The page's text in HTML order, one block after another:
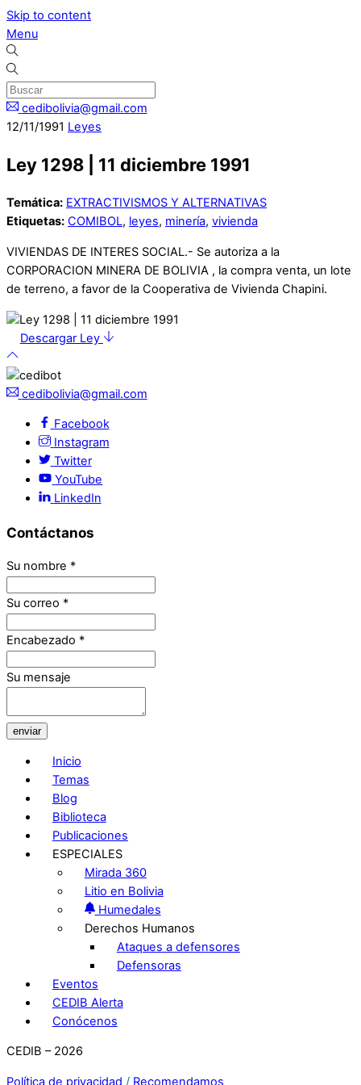
Skip to content
Menu
cedibolivia@gmail.com
12/11/1991 Leyes
Ley 1298 | 11 diciembre 1991
Temática: EXTRACTIVISMOS Y ALTERNATIVAS
Etiquetas: COMIBOL, leyes, minería, vivienda
VIVIENDAS DE INTERES SOCIAL.- Se autoriza a la
CORPORACION MINERA DE BOLIVIA , la compra venta, un lote
de terreno, a favor de la Cooperativa de Vivienda Chapini.
Descargar Ley
cedibolivia@gmail.com
Facebook
Instagram
Twitter
YouTube
LinkedIn
Contáctanos
Su nombre *
Su correo *
Encabezado *
Su mensaje
enviar
Inicio
Temas
Blog
Biblioteca
Publicaciones
ESPECIALES
Mirada 360
Litio en Bolivia
Humedales
Derechos Humanos
Ataques a defensores
Defensoras
Eventos
CEDIB Alerta
Conócenos
CEDIB – 2026
Política de privacidad / Recomendamos